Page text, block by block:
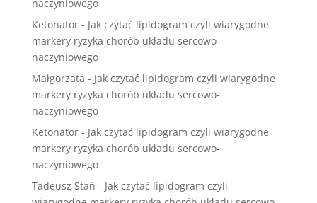
naczyniowego
Ketonator- Jak czytać lipidogram czyli wiarygodne
markery ryzyka chorób układu sercowo-
naczyniowego
Małgorzata - Jak czytać lipidogram czyli wiarygodne
markery ryzyka chorób układu sercowo-
naczyniowego
Ketonator- Jak czytać lipidogram czyli wiarygodne
markery ryzyka chorób układu sercowo-
naczyniowego
Tadeusz Stań - Jak czytać lipidogram czyli